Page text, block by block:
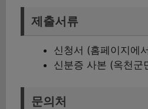
제출서류
신청서 (홈페이지에
신분증 사본 (옥천군
문의처